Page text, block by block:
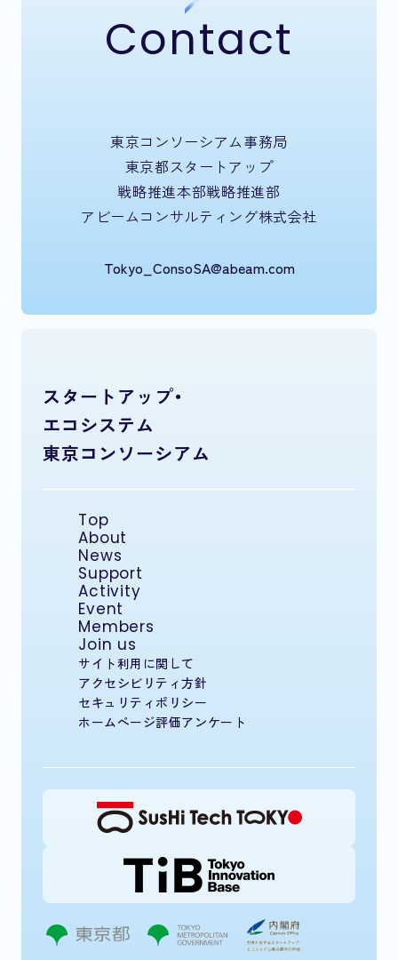
Contact
東京コンソーシアム事務局
東京都スタートアップ
戦略推進本部戦略推進部
アビームコンサルティング株式会社
Tokyo_ConsoSA@abeam.com
スタートアップ・
エコシステム
東京コンソーシアム
Top
About
News
Support
Activity
Event
Members
Join us
サイト利用に関して
アクセシビリティ方針
セキュリティポリシー
ホームページ評価アンケート